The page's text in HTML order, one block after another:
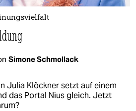
Simone Schmollack
Julia Klöckner setzt auf einem
das Portal Nius gleich. Jetzt